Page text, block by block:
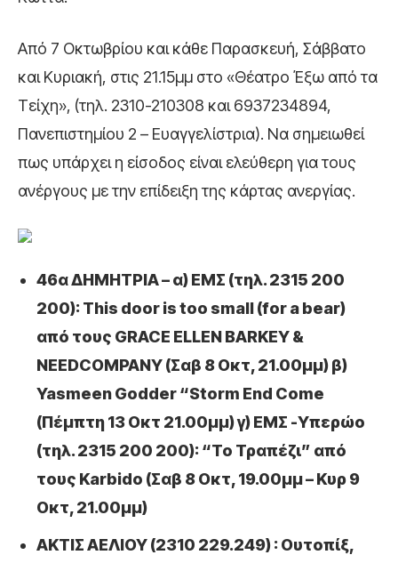
Από 7 Οκτωβρίου και κάθε Παρασκευή, Σάββατο
και Κυριακή, στις 21.15μμ στο «Θέατρο Έξω από τα
Τείχη», (τηλ. 2310-210308 και 6937234894,
Πανεπιστημίου 2 – Ευαγγελίστρια). Να σημειωθεί
πως υπάρχει η είσοδος είναι ελεύθερη για τους
ανέργους με την επίδειξη της κάρτας ανεργίας.
46α ΔΗΜΗΤΡΙΑ – α) ΕΜΣ (τηλ. 2315 200
200): This door is too small (for a bear)
από τους GRACE ELLEN BARKEY &
NEEDCOMPANY (Σαβ 8 Οκτ, 21.00μμ) β)
Yasmeen Godder “Storm End Come
(Πέμπτη 13 Οκτ 21.00μμ) γ) ΕΜΣ -Υπερώο
(τηλ. 2315 200 200): “Το Τραπέζι” από
τους Karbido (Σαβ 8 Οκτ, 19.00μμ – Κυρ 9
Οκτ, 21.00μμ)
ΑΚΤΙΣ ΑΕΛΙΟΥ (2310 229.249) : Ουτοπίξ,